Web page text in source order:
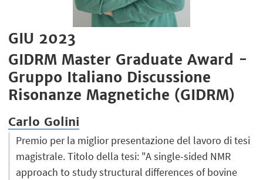
GIU 2023
GIDRM Master Graduate Award -
Gruppo Italiano Discussione
Risonanze Magnetiche (GIDRM)
Carlo Golini
Premio per la miglior presentazione del lavoro di tesi
magistrale. Titolo della tesi: "A single-sided NMR
approach to study structural differences of bovine